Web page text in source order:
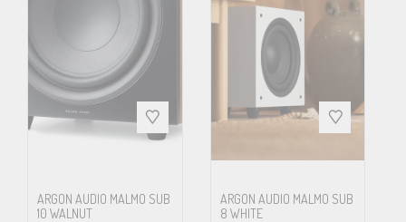
5.5 kg
ARGON AUDIO MALMO SUB
10 WALNUT
ARGON AUDIO MALMO SUB
8 WHITE